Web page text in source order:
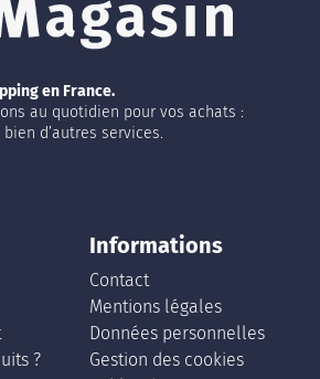
en France.
au quotidien pour vos achats :
d’autres services.
?
Informations
Contact
Mentions légales
Données personnelles
Gestion des cookies